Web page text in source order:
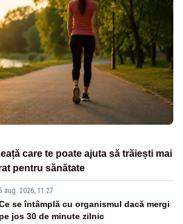
care te poate ajuta să trăiești mai
pentru sănătate
aug. 2026, 11:27
se întâmplă cu organismul dacă mergi
pe jos 30 de minute zilnic